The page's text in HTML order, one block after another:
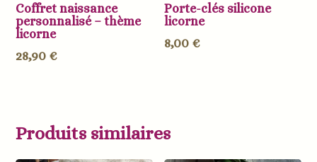
Coffret naissance
personnalisé – thème
licorne
28,90 €
Porte-clés silicone
licorne
8,00 €
Produits similaires